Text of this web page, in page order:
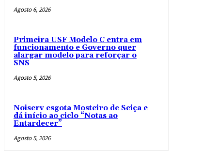
Agosto 6, 2026
Primeira USF Modelo C entra em
funcionamento e Governo quer
alargar modelo para reforçar o
SNS
Agosto 5, 2026
Noiserv esgota Mosteiro de Seiça e
dá início ao ciclo “Notas ao
Entardecer”
Agosto 5, 2026